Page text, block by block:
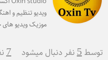
ویدیو تنظیم و
موزیک ویدیو
توسط 5 نفر دنبال میشود 7